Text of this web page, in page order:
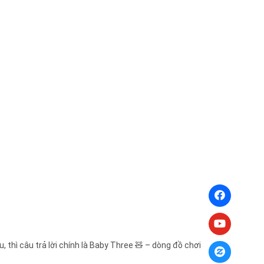
thì câu trả lời chính là Baby Three 🧸 – dòng đồ chơi